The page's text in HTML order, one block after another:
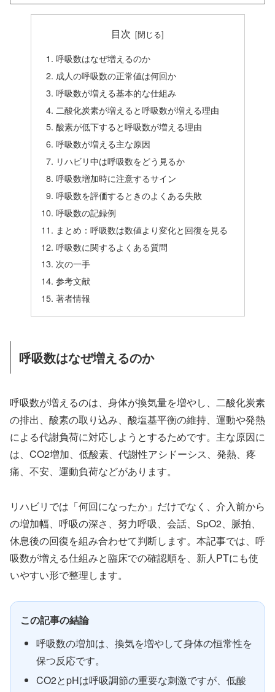
目次
呼吸数はなぜ増えるのか
成人の呼吸数の正常値は何回か
呼吸数が増える基本的な仕組み
二酸化炭素が増えると呼吸数が増える理由
酸素が低下すると呼吸数が増える理由
呼吸数が増える主な原因
リハビリ中は呼吸数をどう見るか
呼吸数増加時に注意するサイン
呼吸数を評価するときのよくある失敗
呼吸数の記録例
まとめ：呼吸数は数値より変化と回復を見る
呼吸数に関するよくある質問
次の一手
参考文献
著者情報
呼吸数はなぜ増えるのか
呼吸数が増えるのは、身体が換気量を増やし、二酸化炭素
の排出、酸素の取り込み、酸塩基平衡の維持、運動や発熱
による代謝負荷に対応しようとするためです。主な原因に
は、CO2増加、低酸素、代謝性アシドーシス、発熱、疼
痛、不安、運動負荷などがあります。
リハビリでは「何回になったか」だけでなく、介入前から
の増加幅、呼吸の深さ、努力呼吸、会話、SpO2、脈拍、
休息後の回復を組み合わせて判断します。本記事では、呼
吸数が増える仕組みと臨床での確認順を、新人PTにも使
いやすい形で整理します。
この記事の結論
呼吸数の増加は、換気を増やして身体の恒常性を
保つ反応です。
CO2とpHは呼吸調節の重要な刺激ですが、低酸